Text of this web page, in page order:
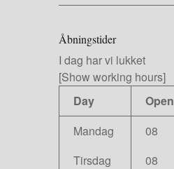
Åbningstider
I dag har vi lukket
[Show working hours]
Day
Open
Mandag
08
Tirsdag
08